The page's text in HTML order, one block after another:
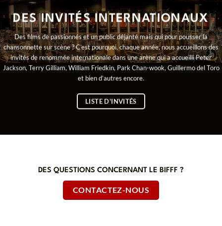
DES INVITÉS INTERNATIONAUX
Des films de passionnés et un public déjanté mais qui pour pousser la
chansonnette sur scène ? C’est pourquoi, chaque année, nous accueillons des
invités de renommée internationale dans une arène qui a accueilli Peter
Jackson, Terry Gilliam, William Friedkin, Park Chan-wook, Guillermo del Toro
et bien d’autres encore.
LISTE D'INVITÉS
DES QUESTIONS CONCERNANT LE BIFFF ?
CONTACTEZ-NOUS